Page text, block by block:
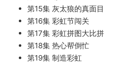
第15集 灰太狼的真面目
第16集 彩虹节闯关
第17集 彩虹拼图大比拼
第18集 热心帮倒忙
第19集 制造彩虹